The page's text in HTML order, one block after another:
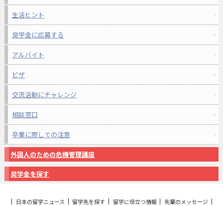
生活ヒント
奨学金に応募する
アルバイト
ビザ
交流活動にチャレンジ
相談窓口
卒業に際しての注意
外国人のための危機管理講座
奨学金を探す
日本の留学ニュース 留学先を探す 留学に役立つ情報
先輩のメッセージ